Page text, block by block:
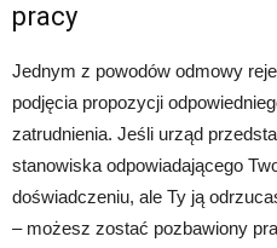
pracy
Jednym z powodów odmowy
podjęcia propozycji
zatrudnienia. Jeśli urząd
stanowiska odpowiadającego
doświadczeniu, ale Ty ją
– możesz zostać pozbawiony